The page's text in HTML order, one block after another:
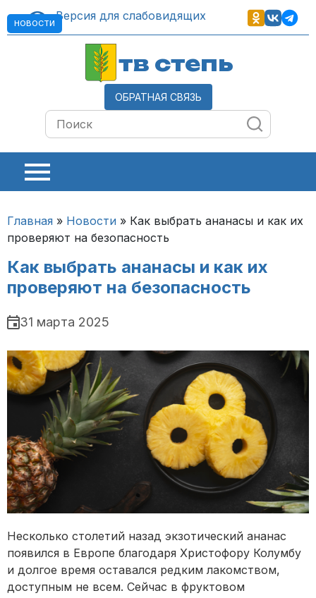
Версия для слабовидящих
тв степь
ОБРАТНАЯ СВЯЗЬ
Главная » Новости » Как выбрать ананасы и как их
проверяют на безопасность
Как выбрать ананасы и как их
проверяют на безопасность
НОВОСТИ
31 марта 2025
Несколько столетий назад экзотический ананас
появился в Европе благодаря Христофору Колумбу
и долгое время оставался редким лакомством,
доступным не всем. Сейчас в фруктовом